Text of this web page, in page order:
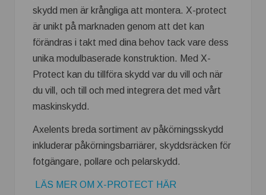
skydd men är krångliga att montera. X-protect
är unikt på marknaden genom att det kan
förändras i takt med dina behov tack vare dess
unika modulbaserade konstruktion. Med X-
Protect kan du tillföra skydd var du vill och när
du vill, och till och med integrera det med vårt
maskinskydd.
Axelents breda sortiment av påkörningsskydd
inkluderar påkörningsbarriärer, skyddsräcken för
fotgängare, pollare och pelarskydd.
LÄS MER OM X-PROTECT HÄR